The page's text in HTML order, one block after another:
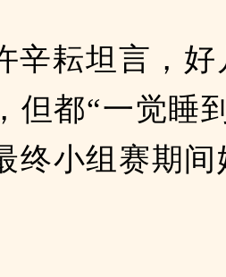
辛耘坦言，好
都“一觉睡
终小组赛期间